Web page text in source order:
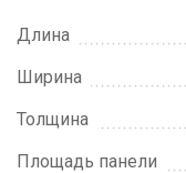
Длина
Ширина
Толщина
Площадь панели